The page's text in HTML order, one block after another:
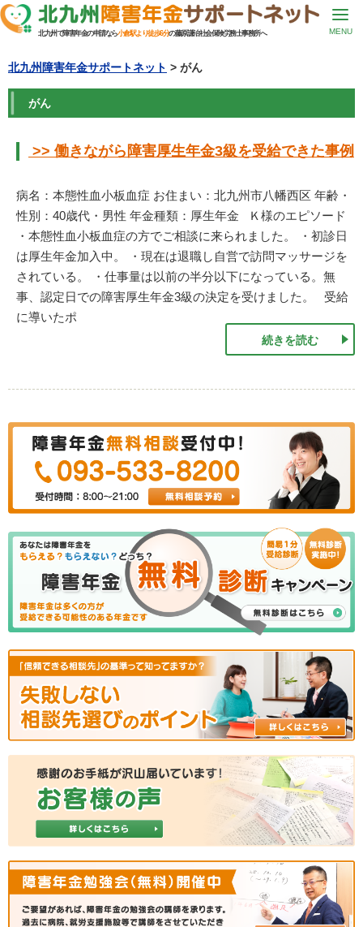
北九州で障害年金の申請なら小倉駅より徒歩6分の藤原謙治社会保険労務士事務所へ MENU
北九州障害年金サポートネット > がん
がん
>> 働きながら障害厚生年金3級を受給できた事例
病名：本態性血小板血症 お住まい：北九州市八幡西区 年齢・
性別：40歳代・男性 年金種類：厚生年金 Ｋ様のエピソード
・本態性血小板血症の方でご相談に来られました。 ・初診日
は厚生年金加入中。 ・現在は退職し自営で訪問マッサージを
されている。 ・仕事量は以前の半分以下になっている。無
事、認定日での障害厚生年金3級の決定を受けました。 受給
に導いたポ
続きを読む